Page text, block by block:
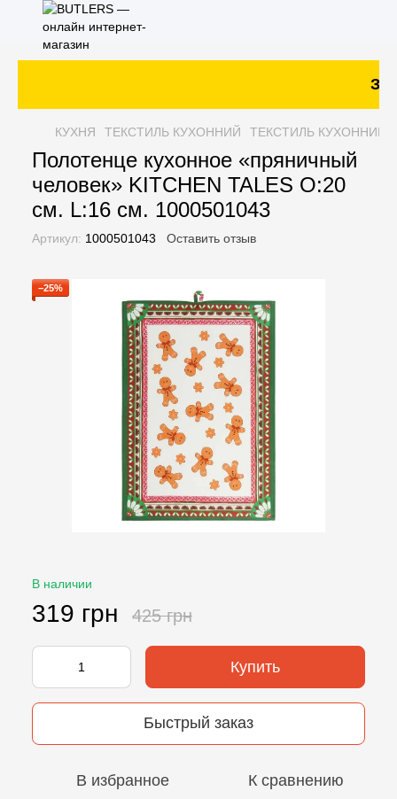
КУХНЯ ТЕКСТИЛЬ КУХОННИЙ ТЕКСТИЛЬ КУХОННИЙ
Полотенце кухонное «пряничный
человек» KITCHEN TALES O:20
см. L:16 см. 1000501043
Артикул: 1000501043 Оставить отзыв
−25%
В наличии
319 грн 425 грн
Купить
Быстрый заказ
В избранное К сравнению